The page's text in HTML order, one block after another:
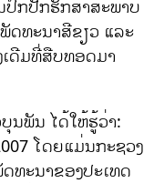
ປົກປັກຮັກສາສະພາບ
ດທະນາສີຂຽວ ແລະ
ດີມທີ່ສືບທອດມາ
ນພັນ ໄດ້ໃຫ້ຮູ້ວ່າ:
ໂດຍແມ່ນກະຊວງ
ທະນາຂອງປະເທດ